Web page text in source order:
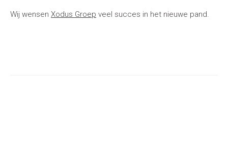
Wij wensen Xodus Groep veel succes in het nieuwe pand.